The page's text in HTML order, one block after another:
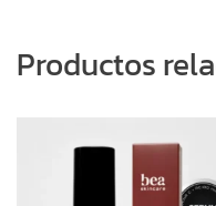
Productos